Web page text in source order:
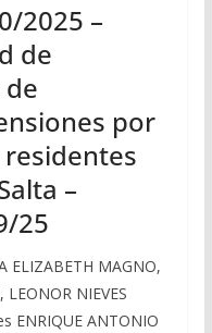
2025 –
de
por
–
25
ELIZABETH MAGNO,
LEONOR NIEVES
ENRIQUE ANTONIO